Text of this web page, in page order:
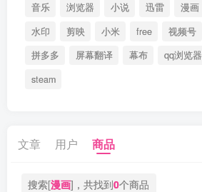
音乐 浏览器 小说 迅雷 漫画
水印
剪映 小米 free 视频号
拼多多
屏幕翻译 幕布 qq浏览器
steam
文章 用户 商品
搜索[漫画]，共找到0个商品